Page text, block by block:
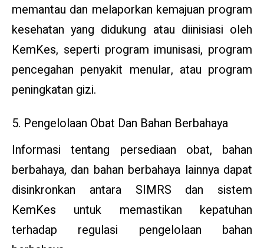
memantau dan melaporkan kemajuan program
kesehatan yang didukung atau diinisiasi oleh
KemKes, seperti program imunisasi, program
pencegahan penyakit menular, atau program
peningkatan gizi.
5. Pengelolaan Obat Dan Bahan Berbahaya
Informasi tentang persediaan obat, bahan
berbahaya, dan bahan berbahaya lainnya dapat
disinkronkan antara SIMRS dan sistem
KemKes untuk memastikan kepatuhan
terhadap regulasi pengelolaan bahan